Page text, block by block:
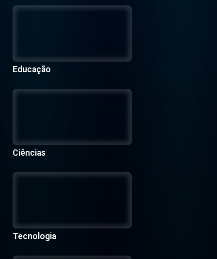
Educação
Ciências
Tecnologia